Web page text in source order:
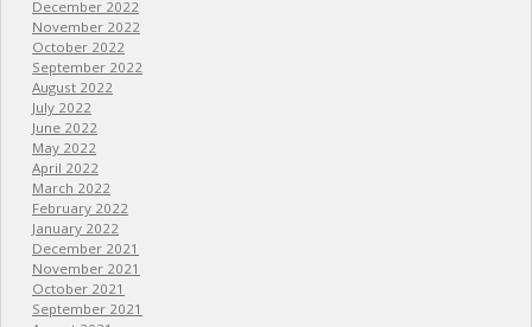
December 2022
November 2022
October 2022
September 2022
August 2022
July 2022
June 2022
May 2022
April 2022
March 2022
February 2022
January 2022
December 2021
November 2021
October 2021
September 2021